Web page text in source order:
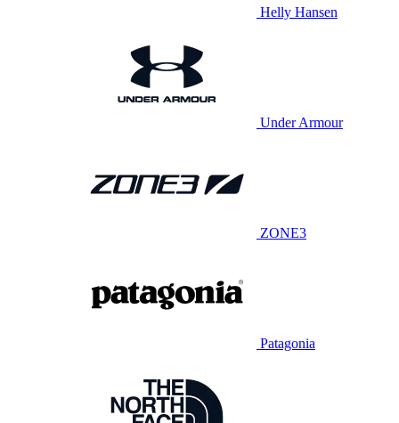
Helly Hansen
Under Armour
ZONE3
Patagonia